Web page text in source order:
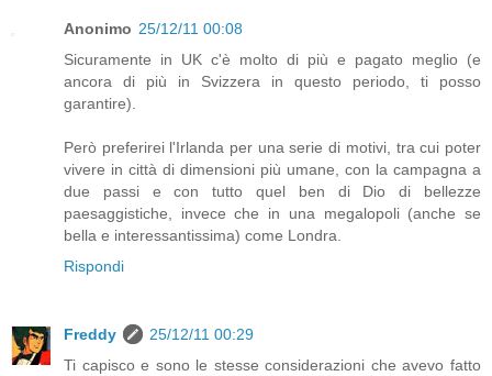
Anonimo 25/12/11 00:08
Sicuramente in UK c'è molto di più e pagato meglio (e
ancora di più in Svizzera in questo periodo, ti posso
garantire).
Però preferirei l'Irlanda per una serie di motivi, tra cui poter
vivere in città di dimensioni più umane, con la campagna a
due passi e con tutto quel ben di Dio di bellezze
paesaggistiche, invece che in una megalopoli (anche se
bella e interessantissima) come Londra.
Rispondi
Freddy
25/12/11 00:29
Ti capisco e sono le stesse considerazioni che avevo fatto